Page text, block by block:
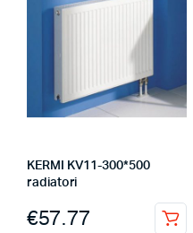
KERMI KV11-300*500
radiatori
€57.77